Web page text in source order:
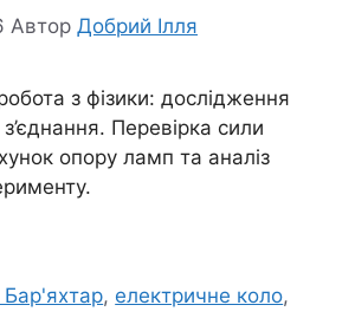
Автор Добрий Ілля
з фізики: дослідження
Перевірка сили
опору ламп та аналіз
Бар'яхтар, електричне коло,